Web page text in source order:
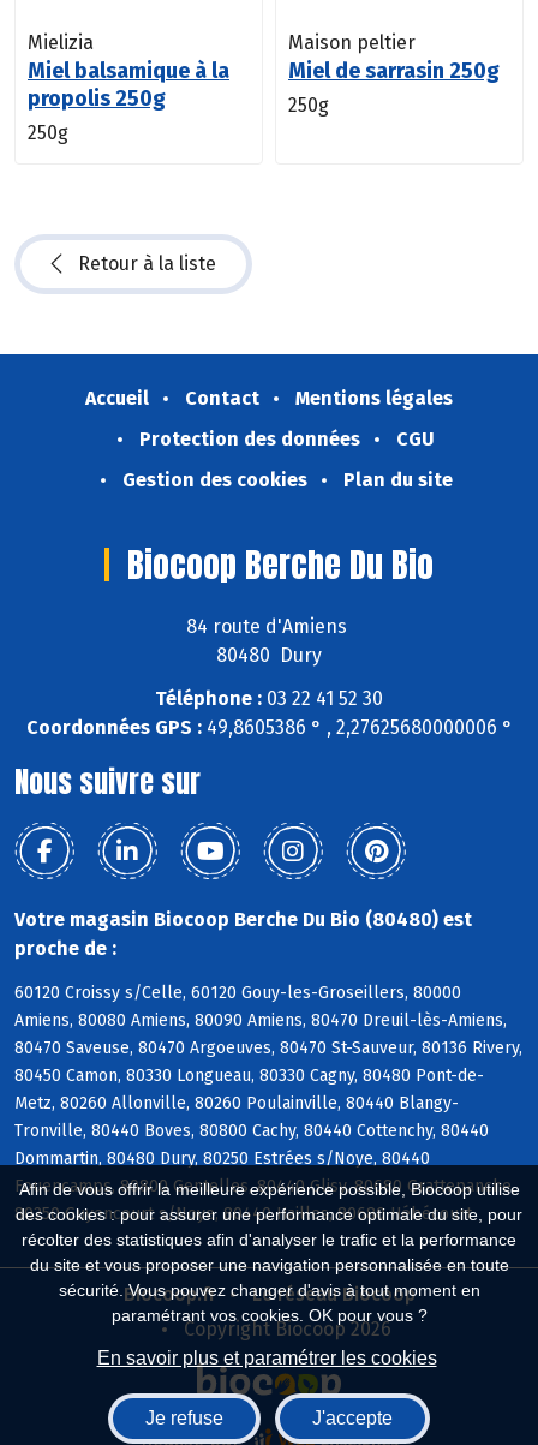
Afin de vous offrir la meilleure expérience possible, Biocoop utilise
des cookies : pour assurer une performance optimale du site, pour
récolter des statistiques afin d'analyser le trafic et la performance
du site et vous proposer une navigation personnalisée en toute
sécurité. Vous pouvez changer d'avis à tout moment en
paramétrant vos cookies. OK pour vous ?
En savoir plus et paramétrer les cookies
Je refuse J'accepte
Mielizia
Miel balsamique à la
propolis 250g
250g
Maison peltier
Miel de sarrasin 250g
250g
Retour à la liste
Accueil Contact
Mentions légales
Protection des données
CGU
Gestion des cookies
Plan du site
Biocoop Berche Du Bio
84 route d'Amiens
80480 Dury
Téléphone : 03 22 41 52 30
Coordonnées GPS :49,8605386 ° , 2,27625680000006 °
Nous suivre sur
Votre magasin Biocoop Berche Du Bio (80480) est
proche de :
60120 Croissy s/Celle, 60120 Gouy-les-Groseillers, 80000
Amiens, 80080 Amiens, 80090 Amiens, 80470 Dreuil-lès-Amiens,
80470 Saveuse, 80470 Argoeuves, 80470 St-Sauveur, 80136 Rivery,
80450 Camon, 80330 Longueau, 80330 Cagny, 80480 Pont-de-
Metz, 80260 Allonville, 80260 Poulainville, 80440 Blangy-
Tronville, 80440 Boves, 80800 Cachy, 80440 Cottenchy, 80440
Dommartin, 80480 Dury, 80250 Estrées s/Noye, 80440
Fouencamps, 80800 Gentelles, 80440 Glisy, 80680 Grattepanche,
80250 Guyencourt s/Noye, 80440 Hailles, 80680 Hébécourt
Biocoop.fr
Le réseau Biocoop
Copyright Biocoop 2026
Réalisé par